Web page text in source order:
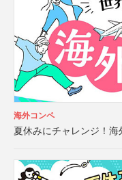
海外コンペ
夏休みにチャレンジ！